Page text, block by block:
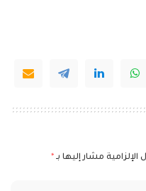
الإلزامية مشار إليها بـ *